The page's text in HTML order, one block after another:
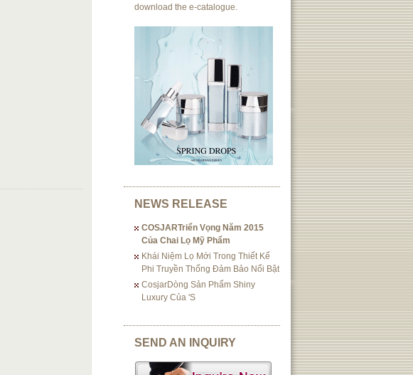
download the e-catalogue.
NEWS RELEASE
COSJARTriển Vọng Năm 2015
Của Chai Lọ Mỹ Phẩm
Khái Niệm Lọ Mới Trong Thiết Kế
Phi Truyền Thống Đảm Bảo Nổi Bật
CosjarDòng Sản Phẩm Shiny
Luxury Của 's
SEND AN INQUIRY